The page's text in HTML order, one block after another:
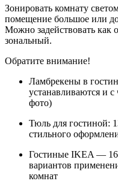
Зонировать комнату
помещение большое или
Можно задействовать как
зональный.
Обратите внимание!
Ламбрекены в
устанавливаются и
фото)
Тюль для гостиной:
стильного
Гостиные IKEA —
вариантов
комнат